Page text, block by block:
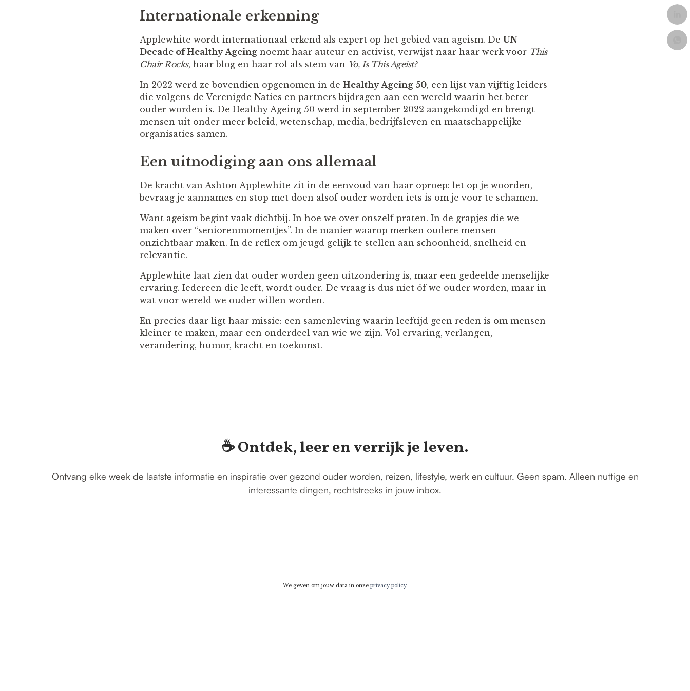
Internationale erkenning
Applewhite wordt internationaal erkend als expert op het gebied van ageism. De UN
Decade of Healthy Ageing noemt haar auteur en activist, verwijst naar haar werk voor This
Chair Rocks, haar blog en haar rol als stem van Yo, Is This Ageist?
In 2022 werd ze bovendien opgenomen in de Healthy Ageing 50, een lijst van vijftig leiders
die volgens de Verenigde Naties en partners bijdragen aan een wereld waarin het beter
ouder worden is. De Healthy Ageing 50 werd in september 2022 aangekondigd en brengt
mensen uit onder meer beleid, wetenschap, media, bedrijfsleven en maatschappelijke
organisaties samen.
Een uitnodiging aan ons allemaal
De kracht van Ashton Applewhite zit in de eenvoud van haar oproep: let op je woorden,
bevraag je aannames en stop met doen alsof ouder worden iets is om je voor te schamen.
Want ageism begint vaak dichtbij. In hoe we over onszelf praten. In de grapjes die we
maken over “seniorenmomentjes”. In de manier waarop merken oudere mensen
onzichtbaar maken. In de reflex om jeugd gelijk te stellen aan schoonheid, snelheid en
relevantie.
Applewhite laat zien dat ouder worden geen uitzondering is, maar een gedeelde menselijke
ervaring. Iedereen die leeft, wordt ouder. De vraag is dus niet óf we ouder worden, maar in
wat voor wereld we ouder willen worden.
En precies daar ligt haar missie: een samenleving waarin leeftijd geen reden is om mensen
kleiner te maken, maar een onderdeel van wie we zijn. Vol ervaring, verlangen,
verandering, humor, kracht en toekomst.
☕️ Ontdek, leer en verrijk je leven.
Ontvang elke week de laatste informatie en inspiratie over gezond ouder worden, reizen, lifestyle, werk en cultuur. Geen spam. Alleen nuttige en
interessante dingen, rechtstreeks in jouw inbox.
We geven om jouw data in onze privacy policy.